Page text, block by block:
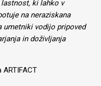
ki lahko v
na neraziskana
umetniki vodijo pripoved
in doživljanja